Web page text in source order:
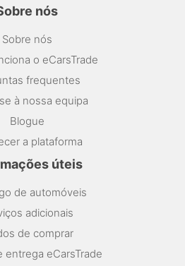
nós
Sobre nós
o eCarsTrade
frequentes
à nossa equipa
Blogue
a plataforma
úteis
de automóveis
adicionais
de comprar
entrega eCarsTrade